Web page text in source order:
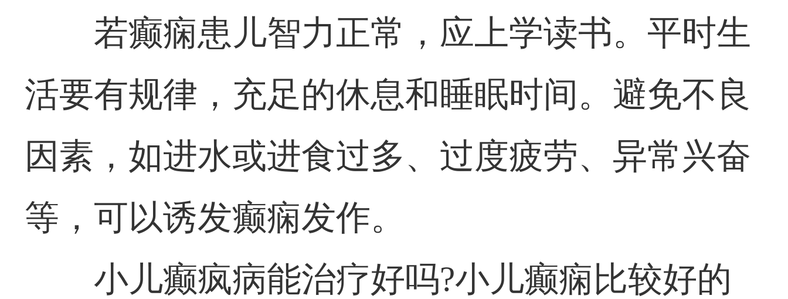
若癫痫患儿智力正常，应上学读书。平时生
活要有规律，充足的休息和睡眠时间。避免不良
因素，如进水或进食过多、过度疲劳、异常兴奋
等，可以诱发癫痫发作。
小儿癫疯病能治疗好吗?小儿癫痫比较好的